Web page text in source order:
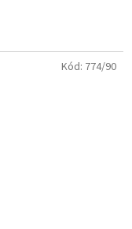
Kód: 774/90